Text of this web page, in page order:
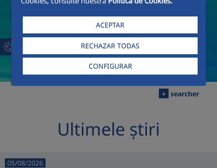
ACEPTAR
RECHAZAR TODAS
CONFIGURAR
+ searcher
Ultimele știri
05/08/2026